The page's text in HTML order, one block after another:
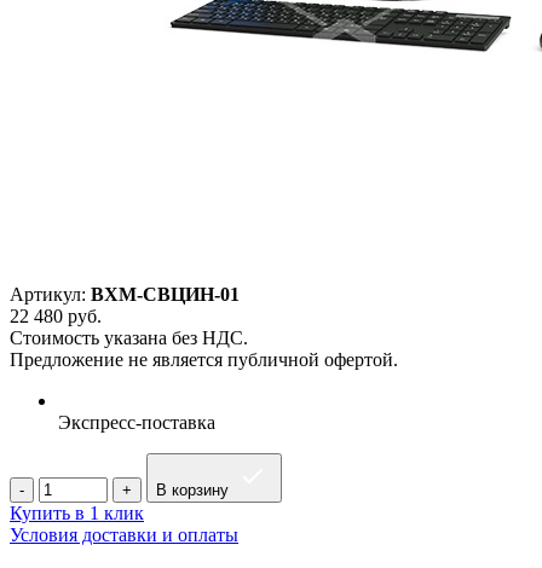
Артикул: ВХМ-СВЦИН-01
22 480 руб.
Стоимость указана без НДС.
Предложение не является публичной офертой.
Экспресс-поставка
В корзину
Купить в 1 клик
Условия доставки и оплаты